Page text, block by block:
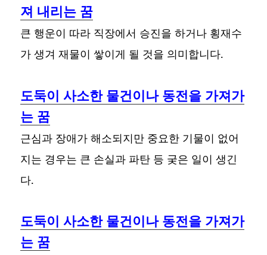
져 내리는 꿈
큰 행운이 따라 직장에서 승진을 하거나 횡재수
가 생겨 재물이 쌓이게 될 것을 의미합니다.
도둑이 사소한 물건이나 동전을 가져가
는 꿈
근심과 장애가 해소되지만 중요한 기물이 없어
지는 경우는 큰 손실과 파탄 등 궂은 일이 생긴
다.
도둑이 사소한 물건이나 동전을 가져가
는 꿈